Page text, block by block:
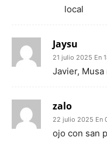
local
Jaysu
21 julio 2025 En
Javier, Musa
zalo
22 julio 2025 En
ojo con san